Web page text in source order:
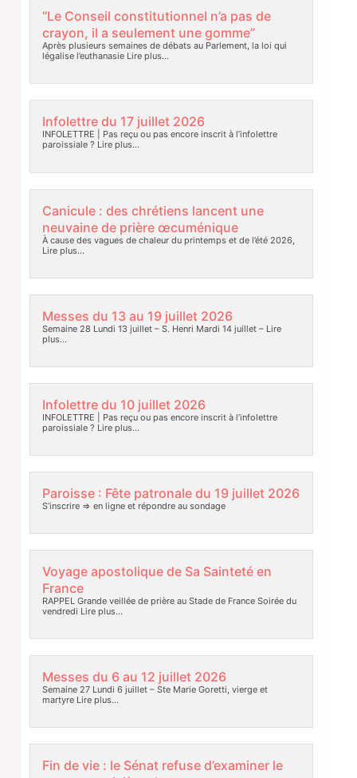
“Le Conseil constitutionnel n’a pas de
crayon, il a seulement une gomme”
Après plusieurs semaines de débats au Parlement, la loi qui
légalise l’euthanasieLire plus…
Infolettre du 17 juillet 2026
INFOLETTRE | Pas reçu ou pas encore inscrit à l’infolettre
paroissiale ? Lire plus…
Canicule : des chrétiens lancent une
neuvaine de prière œcuménique
À cause des vagues de chaleur du printemps et de l’été 2026,
Lire plus…
Messes du 13 au 19 juillet 2026
Semaine 28 Lundi 13 juillet – S. Henri Mardi 14 juillet –Lire
plus…
Infolettre du 10 juillet 2026
INFOLETTRE | Pas reçu ou pas encore inscrit à l’infolettre
paroissiale ? Lire plus…
Paroisse : Fête patronale du 19 juillet 2026
S’inscrire => en ligne et répondre au sondage
Voyage apostolique de Sa Sainteté en
France
RAPPEL Grande veillée de prière au Stade de France Soirée du
vendredi Lire plus…
Messes du 6 au 12 juillet 2026
Semaine 27 Lundi 6 juillet – Ste Marie Goretti, vierge et
martyreLire plus…
Fin de vie : le Sénat refuse d’examiner le